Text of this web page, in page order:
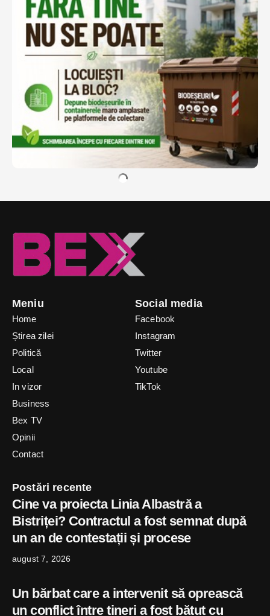
Meniu
Home
Știrea zilei
Politică
Local
In vizor
Business
Bex TV
Opinii
Contact
Social media
Facebook
Instagram
Twitter
Youtube
TikTok
Postări recente
Cine va proiecta Linia Albastră a
Bistriței? Contractul a fost semnat după
un an de contestații și procese
august 7, 2026
Un bărbat care a intervenit să oprească
un conflict între tineri a fost bătut cu